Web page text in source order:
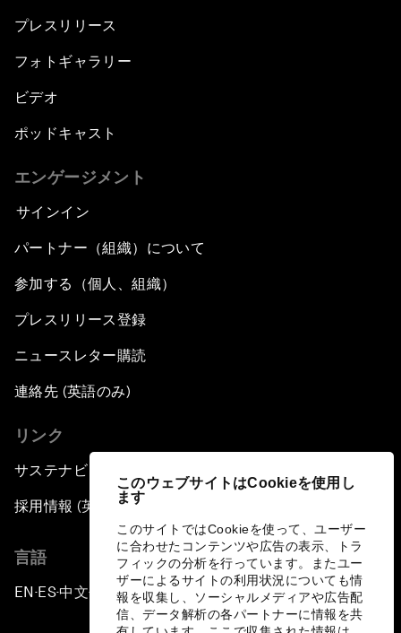
このウェブサイトはCookieを使用し
ます
このサイトではCookieを使って、ユーザー
に合わせたコンテンツや広告の表示、トラ
フィックの分析を行っています。またユー
ザーによるサイトの利用状況についても情
報を収集し、ソーシャルメディアや広告配
信、データ解析の各パートナーに情報を共
プレスリリース
フォトギャラリー
ビデオ
ポッドキャスト
エンゲージメント
サインイン
パートナー（組織）について
参加する（個人、組織）
プレスリリース登録
ニュースレター購読
連絡先 (英語のみ)
リンク
サステナビリティへの取り組み
採用情報 (英語のみ)
言語
EN ▪ ES▪中文▪ 日本語